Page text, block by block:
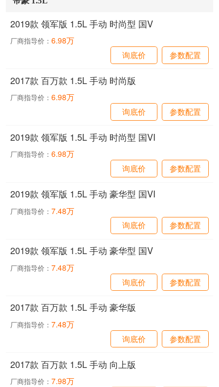
2019款 领军版 1.5L 手动 时尚型 国V
厂商指导价：6.98万
询底价
参数配置
2017款 百万款 1.5L 手动 时尚版
厂商指导价：6.98万
询底价
参数配置
2019款 领军版 1.5L 手动 时尚型 国VI
厂商指导价：6.98万
询底价
参数配置
2019款 领军版 1.5L 手动 豪华型 国VI
厂商指导价：7.48万
询底价
参数配置
2019款 领军版 1.5L 手动 豪华型 国V
厂商指导价：7.48万
询底价
参数配置
2017款 百万款 1.5L 手动 豪华版
厂商指导价：7.48万
询底价
参数配置
2017款 百万款 1.5L 手动 向上版
厂商指导价：7.98万